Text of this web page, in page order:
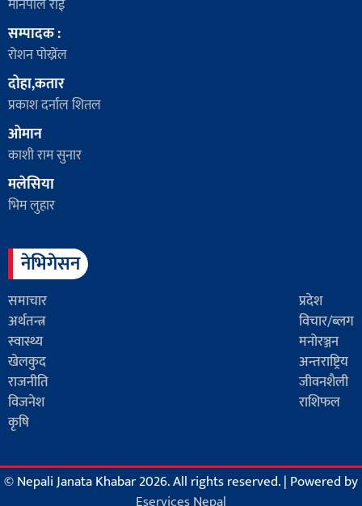
मनिपाल राई
सम्पादक :
रोशन पोख्रेंल
दोहा,कतार
प्रकाश दर्नाल शितल
ओमान
काशी राम सुनार
मलेसिया
भिम लुहार
नेभिगेसन
समाचार
प्रदेश
अर्थतन्त्र
विचार/ब्लग
स्वास्थ्य
मनोरञ्जन
खेलकुद
अन्तराष्ट्रिय
राजनीति
जीवनशैली
विजनेश
राशिफल
कृषि
© Nepali Janata Khabar 2026. All rights reserved.| Powered by